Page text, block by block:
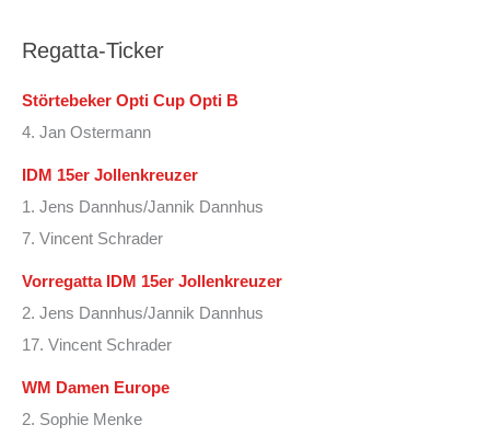
Regatta-Ticker
Störtebeker Opti Cup Opti B
4. Jan Ostermann
IDM 15er Jollenkreuzer
1. Jens Dannhus/Jannik Dannhus
7. Vincent Schrader
Vorregatta IDM 15er Jollenkreuzer
2. Jens Dannhus/Jannik Dannhus
17. Vincent Schrader
WM Damen Europe
2. Sophie Menke